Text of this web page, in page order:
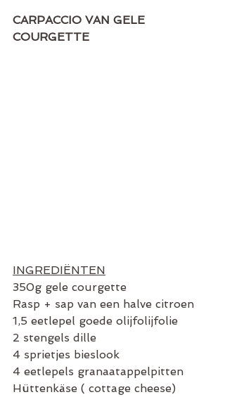
CARPACCIO VAN GELE
COURGETTE
INGREDIËNTEN
350g gele courgette
Rasp + sap van een halve citroen
1,5 eetlepel goede olijfolijfolie
2 stengels dille
4 sprietjes bieslook
4 eetlepels granaatappelpitten
Hüttenkäse ( cottage cheese)